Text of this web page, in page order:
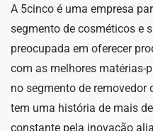
A 5cinco é uma empresa
segmento de cosméticos e
preocupada em oferecer
com as melhores matérias-
no segmento de removedor
tem uma história de mais
constante pela inovação